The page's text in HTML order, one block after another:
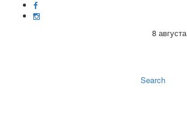
8
Search